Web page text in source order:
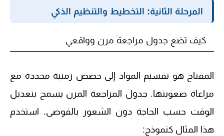
المرحلة الثانية: التخطيط والتنظيم الذكي
كيف تضع جدول مراجعة مرن وواقعي
المفتاح هو تقسيم المواد إلى حصص زمنية محددة مع
مراعاة صعوبتها. جدول المراجعة المرن يسمح بتعديل
الوقت حسب الحاجة دون الشعور بالفوضى. استخدم
هذا المثال كنموذج: